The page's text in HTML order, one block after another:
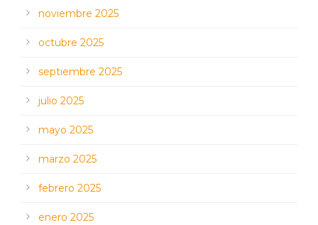
noviembre 2025
octubre 2025
septiembre 2025
julio 2025
mayo 2025
marzo 2025
febrero 2025
enero 2025